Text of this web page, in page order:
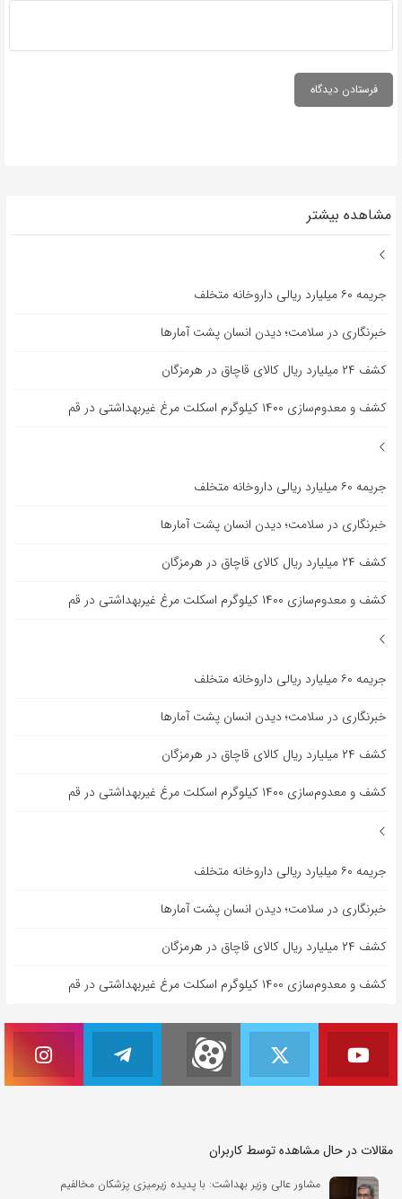
مشاهده بیشتر
جریمه ۶۰ میلیارد ریالی داروخانه متخلف
خبرنگاری در سلامت؛ دیدن انسان پشت آمارها
کشف ۲۴ میلیارد ریال کالای قاچاق در هرمزگان
کشف و معدوم‌سازی ۱۴۰۰ کیلوگرم اسکلت مرغ غیربهداشتی در قم
جریمه ۶۰ میلیارد ریالی داروخانه متخلف
خبرنگاری در سلامت؛ دیدن انسان پشت آمارها
کشف ۲۴ میلیارد ریال کالای قاچاق در هرمزگان
کشف و معدوم‌سازی ۱۴۰۰ کیلوگرم اسکلت مرغ غیربهداشتی در قم
جریمه ۶۰ میلیارد ریالی داروخانه متخلف
خبرنگاری در سلامت؛ دیدن انسان پشت آمارها
کشف ۲۴ میلیارد ریال کالای قاچاق در هرمزگان
کشف و معدوم‌سازی ۱۴۰۰ کیلوگرم اسکلت مرغ غیربهداشتی در قم
جریمه ۶۰ میلیارد ریالی داروخانه متخلف
خبرنگاری در سلامت؛ دیدن انسان پشت آمارها
کشف ۲۴ میلیارد ریال کالای قاچاق در هرمزگان
کشف و معدوم‌سازی ۱۴۰۰ کیلوگرم اسکلت مرغ غیربهداشتی در قم
مقالات در حال مشاهده توسط کاربران
مشاور عالی وزیر بهداشت: با پدیده زیرمیزی پزشکان مخالفیم